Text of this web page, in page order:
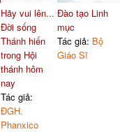
Hãy vui lên...
Đời sống
Thánh hiến
trong Hội
thánh hôm
nay
Tác giả:
ĐGH.
Phanxico
Đào tạo Linh
mục
Tác giả: Bộ
Giáo Sĩ